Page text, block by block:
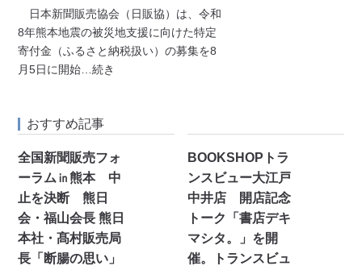
日本新聞販売協会（日販協）は、令和
8年熊本地震の被災地支援に向けた特定
寄付金（ふるさと納税扱い）の募集を8
月5日に開始 …続き
おすすめ記事
全国新聞販売フォ
ーラム㏌熊本 中
止を決断 熊日
会・福山会長 熊日
本社・髙村販売局
長「断腸の思い」
BOOKSHOPトラ
ンスビュー大江戸
中井店 開店記念
トーク「書店デキ
マシタ。」を開
催。トランスビュ